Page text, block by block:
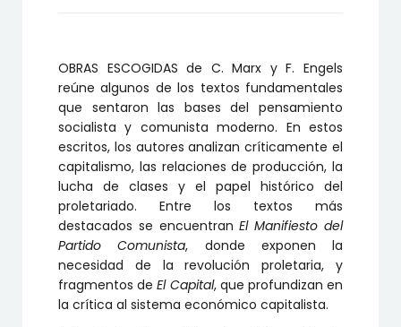
OBRAS ESCOGIDAS de C. Marx y F. Engels
reúne algunos de los textos fundamentales
que sentaron las bases del pensamiento
socialista y comunista moderno. En estos
escritos, los autores analizan críticamente el
capitalismo, las relaciones de producción, la
lucha de clases y el papel histórico del
proletariado. Entre los textos más
destacados se encuentranEl Manifiesto del
Partido Comunista, donde exponen la
necesidad de la revolución proletaria, y
fragmentos deEl Capital, que profundizan en
la crítica al sistema económico capitalista.